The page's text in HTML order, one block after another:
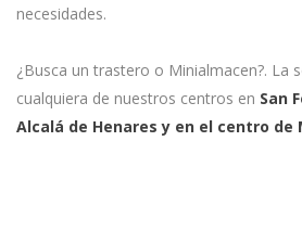
necesidades.
¿Busca un trastero o Minialmacen?. La
cualquiera de nuestros centros en San
Alcalá de Henares y en el centro de